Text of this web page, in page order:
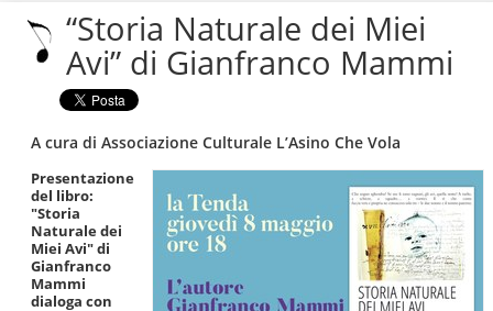
Salta
navigazione
“Storia Naturale dei Miei
Avi” di Gianfranco Mammi
A cura di Associazione Culturale L’Asino Che Vola
Presentazione
del libro:
"Storia
Naturale dei
Miei Avi" di
Gianfranco
Mammi
dialoga con